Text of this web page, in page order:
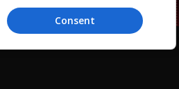
زووم FAk 20-7-2026 | 2026
Consent